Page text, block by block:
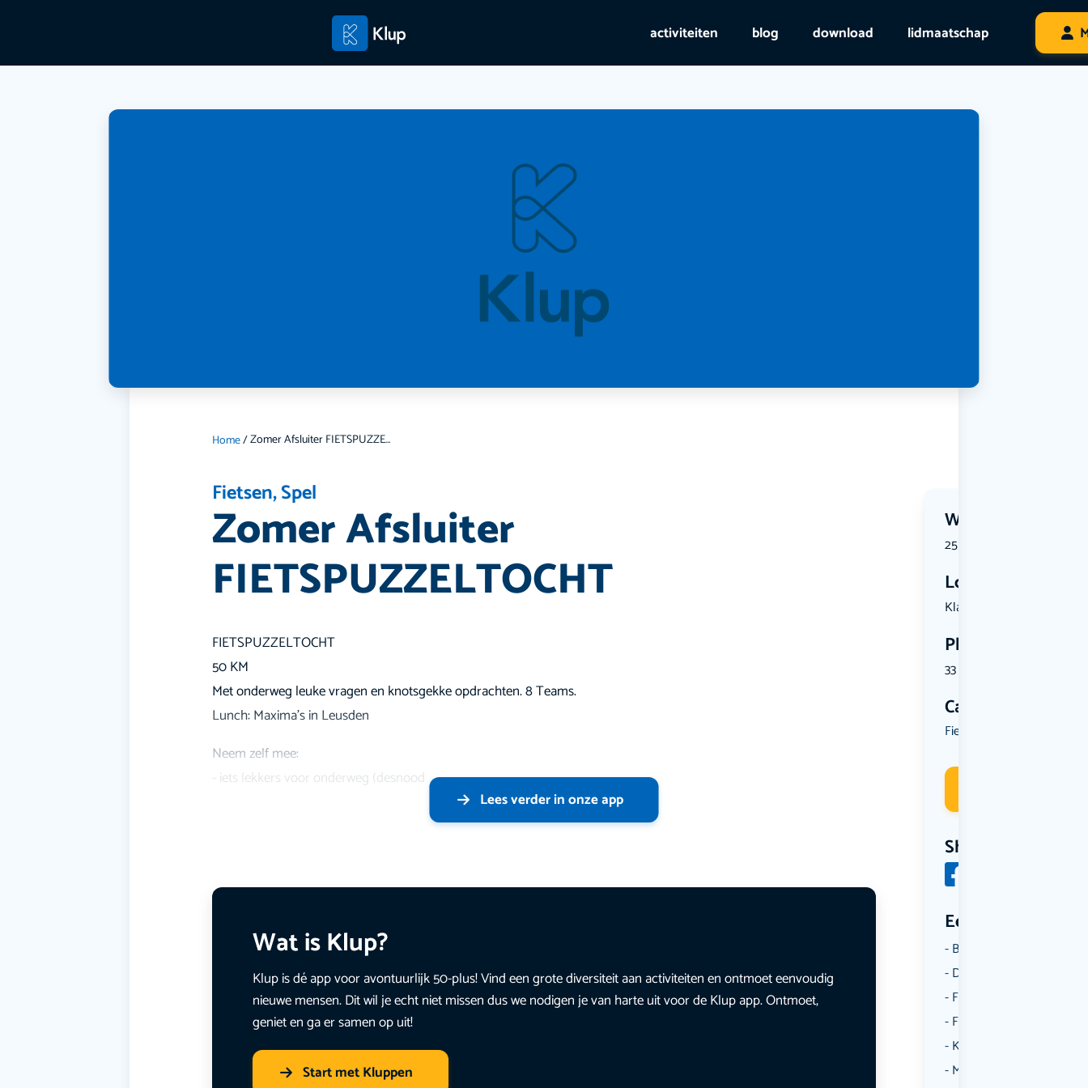
activiteiten blog download lidmaatschap
Home/ Zomer Afsluiter FIETSPUZZELTOCHT
Fietsen,Spel
Zomer Afsluiter
FIETSPUZZELTOCHT
Wanneer?
25 September 2026 | 10:15
Locatie
Klarinet 3...
Plekken
33 plekken beschikbaar
Categorie
Fietsen
Share
Een aantal
Borrelen
Dansen
Fietsen
Film
Kunst & Cultuur
Muziek
FIETSPUZZELTOCHT
50 KM
Met onderweg leuke vragen en knotsgekke opdrachten. 8 Teams.
Lunch: Maxima’s in Leusden
Neem zelf mee:
- iets lekkers voor onderweg (desnood
Lees verder in onze app
Wat is Klup?
Klup is dé app voor avontuurlijk 50-plus! Vind een grote diversiteit aan activiteiten en ontmoet eenvoudig
nieuwe mensen. Dit wil je echt niet missen dus we nodigen je van harte uit voor de Klup app. Ontmoet,
geniet en ga er samen op uit!
Start met Kluppen